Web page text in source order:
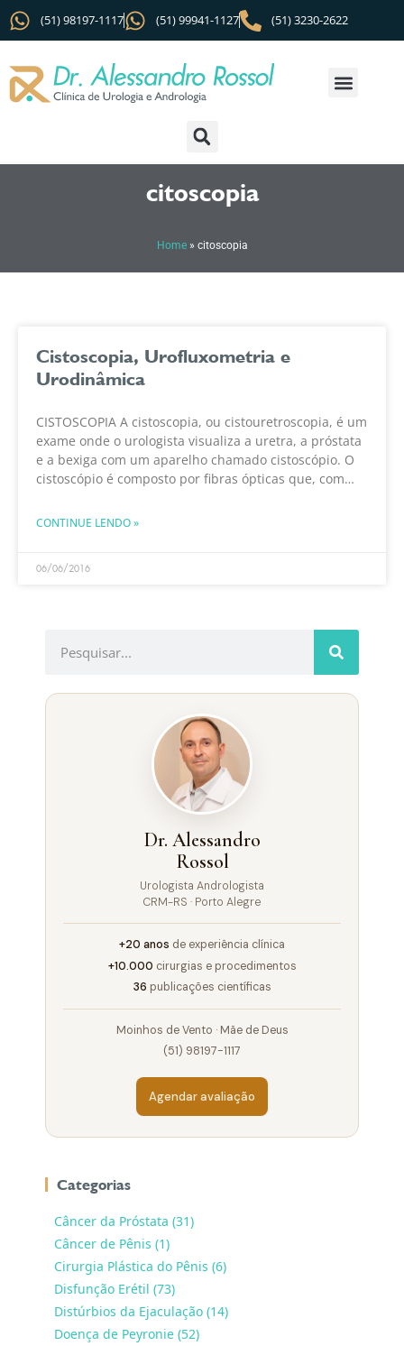
(51) 98197-1117 (51) 99941-1127 (51) 3230-2622
citoscopia
Home» citoscopia
Cistoscopia, Urofluxometria e
Urodinâmica
CISTOSCOPIA A cistoscopia, ou cistouretroscopia, é um
exame onde o urologista visualiza a uretra, a próstata
e a bexiga com um aparelho chamado cistoscópio. O
cistoscópio é composto por fibras ópticas que, com
CONTINUE LENDO »
06/06/2016
Dr. Alessandro
Rossol
Urologista Andrologista
CRM-RS · Porto Alegre
+20 anos de experiência clínica
+10.000 cirurgias e procedimentos
36 publicações científicas
Moinhos de Vento · Mãe de Deus
(51) 98197-1117
Agendar avaliação
Categorias
Câncer da Próstata (31)
Câncer de Pênis (1)
Cirurgia Plástica do Pênis (6)
Disfunção Erétil (73)
Distúrbios da Ejaculação (14)
Doença de Peyronie (52)